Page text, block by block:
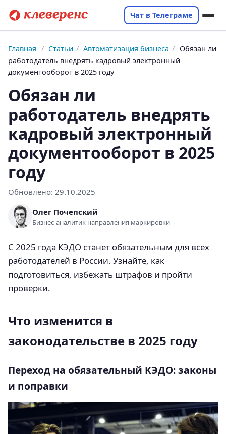
Чат в Телеграме
Главная / Статьи / Автоматизация бизнеса / Обязан ли
работодатель внедрять кадровый электронный
документооборот в 2025 году
Обязан ли
работодатель внедрять
кадровый электронный
документооборот в 2025
году
Обновлено: 29.10.2025
Олег Почепский
Бизнес-аналитик направления маркировки
С 2025 года КЭДО станет обязательным для всех
работодателей в России. Узнайте, как
подготовиться, избежать штрафов и пройти
проверки.
Что изменится в
законодательстве в 2025 году
Переход на обязательный КЭДО: законы
и поправки